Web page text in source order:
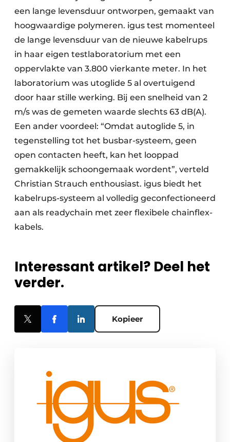
een lange levensduur ontworpen, gemaakt van
hoogwaardige polymeren. igus test momenteel
de lange levensduur van de nieuwe kabelrups
in haar eigen testlaboratorium met een
oppervlakte van 3.800 vierkante meter. In het
laboratorium was utoglide 5 al overtuigend
door haar stille werking. Bij een snelheid van 2
m/s was de gemeten waarde slechts 63 dB(A).
Een ander voordeel: “Omdat autoglide 5, in
tegenstelling tot het busbar-systeem, geen
open contacten heeft, kan het looppad
gemakkelijk schoongemaak wordent”, verteld
Christian Strauch enthousiast. igus biedt het
kabelrups-systeem al volledig geconfectioneerd
aan als readychain met zeer flexibele chainflex-
kabels.
Interessant artikel? Deel het
verder.
Kopieer